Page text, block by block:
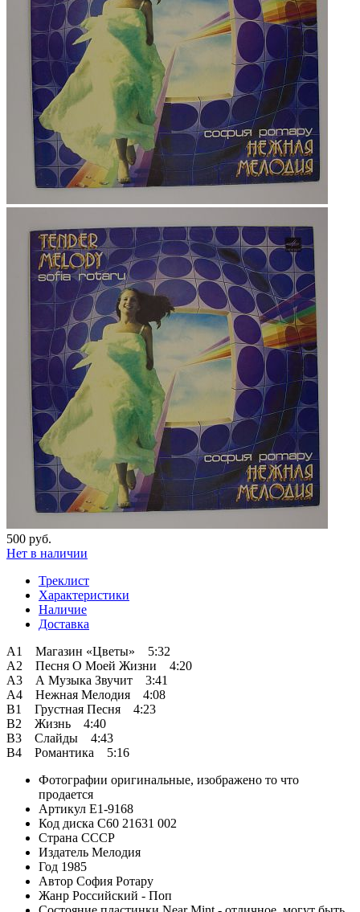
500 руб.
Нет в наличии
Треклист
Характеристики
Наличие
Доставка
А1 Магазин «Цветы» 5:32
А2 Песня О Моей Жизни 4:20
А3 А Музыка Звучит 3:41
А4 Нежная Мелодия 4:08
B1 Грустная Песня 4:23
B2 Жизнь 4:40
B3 Слайды 4:43
B4 Романтика 5:16
Фотографии оригинальные, изображено то что
продается
Артикул E1-9168
Код диска С60 21631 002
Страна СССР
Издатель Мелодия
Год 1985
Автор София Ротару
Жанр Российский - Поп